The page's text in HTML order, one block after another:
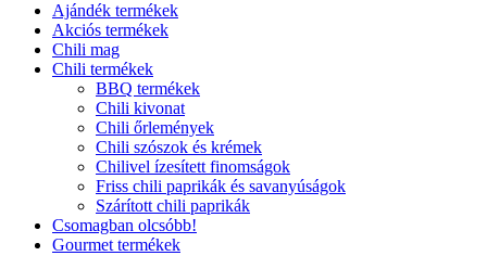
Ajándék termékek
Akciós termékek
Chili mag
Chili termékek
BBQ termékek
Chili kivonat
Chili őrlemények
Chili szószok és krémek
Chilivel ízesített finomságok
Friss chili paprikák és savanyúságok
Szárított chili paprikák
Csomagban olcsóbb!
Gourmet termékek